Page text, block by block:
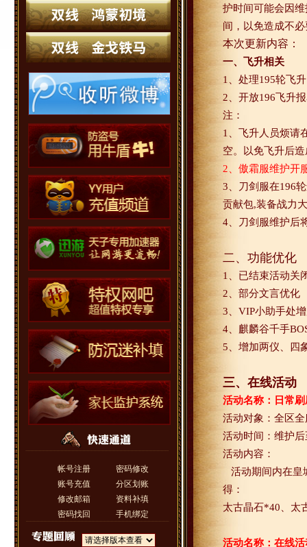
帐号注册
密码修改
账号充值
分区划账
修改邮箱
资料补填
密码找回
手机绑定
护时间可能会因
间，以免造成不
本次更新内容：
一、飞升相关
1
、处理195轮飞
2 、开放196飞升
注：
1
、飞升人员烦
空。以免飞升后
2 、傲霜服维护开
3 、刀剑服在196
贡献包,装备战力
4 、刀剑服维护后
二、功能优化
1
、已结束活动关
2 、部分文言优化
3
VIP小助手处
4 、麒麟谷千手
5 、增加两仪、四
三、在线活动
活动名称：日常刷
活动对象：全区全
活动时间：维护后
活动内容：
活动期间内在皇
得：
太古晶石*40 、太
活动名称：在线